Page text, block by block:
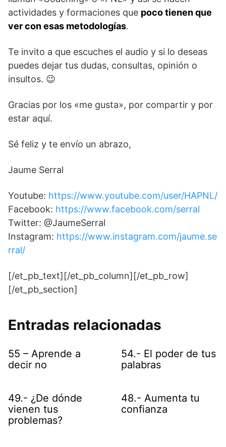
actividades y formaciones que poco tienen que
ver con esas metodologías.
Te invito a que escuches el audio y si lo deseas
puedes dejar tus dudas, consultas, opinión o
insultos. 😉
Gracias por los «me gusta», por compartir y por
estar aquí.
Sé feliz y te envío un abrazo,
Jaume Serral
Youtube: https://www.youtube.com/user/HAPNL/
Facebook: https://www.facebook.com/serral
Twitter: @JaumeSerral
Instagram: https://www.instagram.com/jaume.se
rral/
[/et_pb_text][/et_pb_column][/et_pb_row]
[/et_pb_section]
Entradas relacionadas
55 – Aprende a
decir no
54.- El poder de tus
palabras
49.- ¿De dónde
vienen tus
problemas?
48.- Aumenta tu
confianza